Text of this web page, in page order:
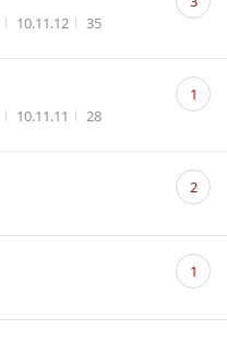
작성시간
10.11.12 조회수
35
글
작성시간
10.11.11 조회수
28
댓
글 1
댓
글 2
댓
글 1